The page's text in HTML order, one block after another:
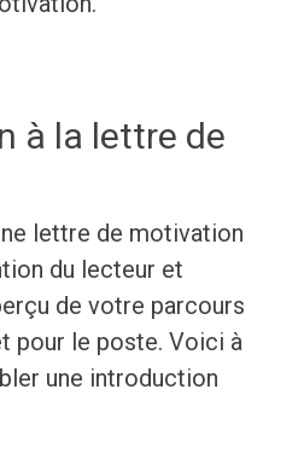
à la lettre de
lettre de motivation
du lecteur et
de votre parcours
pour le poste. Voici à
une introduction